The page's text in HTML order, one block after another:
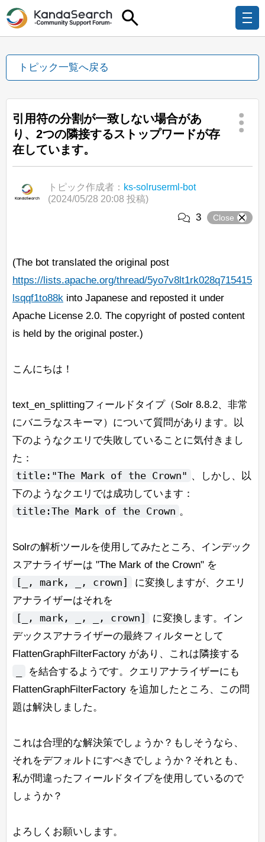
トピック一覧へ戻る
引用符の分割が一致しない場合があ
り、2つの隣接するストップワードが存
在しています。
トピック作成者： ks-solruserml-bot
(2024/05/28 20:08 投稿)
3 Close
(The bot translated the original post
https://lists.apache.org/thread/5yo7v8lt1rk028q715415
lsqqf1to88k into Japanese and reposted it under
Apache License 2.0. The copyright of posted content
is held by the original poster.)
こんにちは！
text_en_splittingフィールドタイプ（Solr 8.8.2、非常
にバニラなスキーマ）について質問があります。以
下のようなクエリで失敗していることに気付きまし
た：
title:"The Mark of the Crown" 、しかし、以
下のようなクエリでは成功しています：
title:The Mark of the Crown 。
Solrの解析ツールを使用してみたところ、インデック
スアナライザーは "The Mark of the Crown" を
[_, mark, _, crown]
に変換しますが、クエリ
アナライザーはそれを
[_, mark, _, _, crown]
に変換します。イン
デックスアナライザーの最終フィルターとして
FlattenGraphFilterFactory があり、これは隣接する
を結合するようです。クエリアナライザーにも
FlattenGraphFilterFactory を追加したところ、この問
題は解決しました。
これは合理的な解決策でしょうか？もしそうなら、
それをデフォルトにすべきでしょうか？それとも、
私が間違ったフィールドタイプを使用しているので
しょうか？
よろしくお願いします。